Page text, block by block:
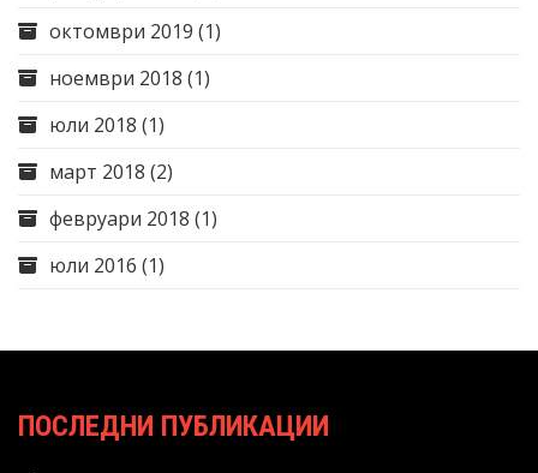
октомври 2019 (1)
ноември 2018 (1)
юли 2018 (1)
март 2018 (2)
февруари 2018 (1)
юли 2016 (1)
ПОСЛЕДНИ ПУБЛИКАЦИИ